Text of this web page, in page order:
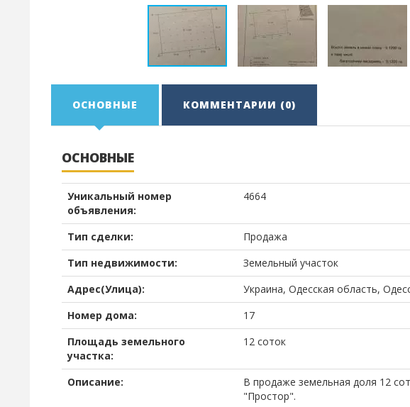
ОСНОВНЫЕ КОММЕНТАРИИ (0)
ОСНОВНЫЕ
Уникальный номер
объявления:
4664
Тип сделки:
Продажа
Тип недвижимости:
Земельный участок
Адрес(Улица):
Украина, Одесская область,
Номер дома:
17
Площадь земельного
участка:
12 соток
Описание:
В продаже земельная доля 12
"Простор".